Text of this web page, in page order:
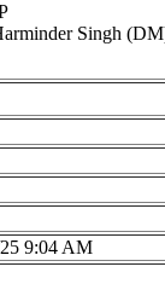
Singh
9:04 AM